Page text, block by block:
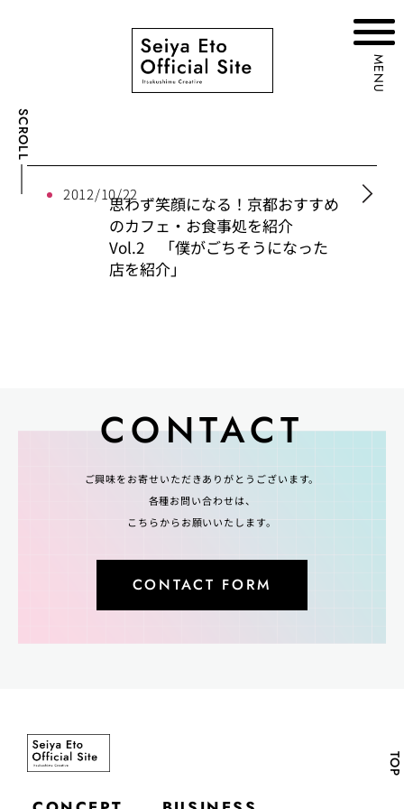
SCROLL
MENU
2012/10/22思わず笑顔になる！京都おすすめ
のカフェ・お食事処を紹介
Vol.2 「僕がごちそうになった
店を紹介」
CONTACT
ご興味をお寄せいただきありがとうございます。
各種お問い合わせは、
こちらからお願いいたします。
CONTACT FORM
TOP